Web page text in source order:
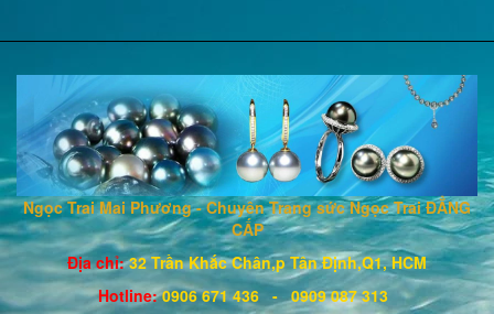
Ngọc Trai Mai Phương - Chuyên Trang sức Ngọc Trai ĐẲNG
CẤP
Địa chỉ: 32 Trần Khắc Chân,p Tân Định,Q1, HCM
Hotline: 0906 671436 - 0909 087 313